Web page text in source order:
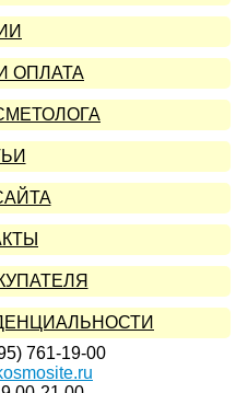
ОПЛАТА
761-19-00